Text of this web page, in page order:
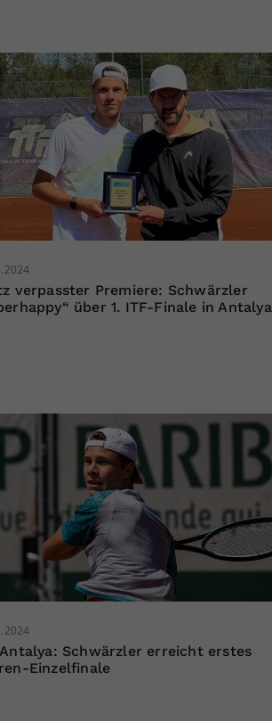
verpasster Premiere: Schwärzler
über 1. ITF-Finale in Antalya
Schwärzler erreicht erstes
Einzelfinale